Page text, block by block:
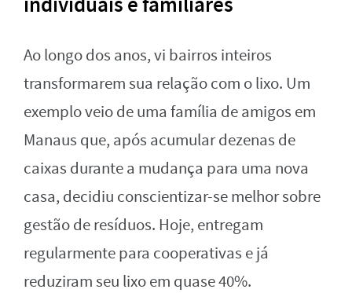
Ao longo dos anos, vi bairros inteiros
transformarem sua relação com o lixo. Um
exemplo veio de uma família de amigos em
Manaus que, após acumular dezenas de
caixas durante a mudança para uma nova
casa, decidiu conscientizar-se melhor sobre
gestão de resíduos. Hoje, entregam
regularmente para cooperativas e já
reduziram seu lixo em quase 40%.